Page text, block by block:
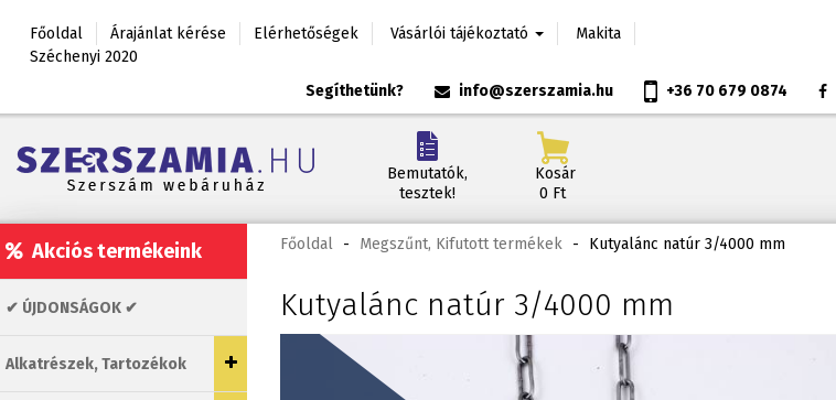
Főoldal Árajánlat kérése Elérhetőségek Vásárlói tájékoztató
Makita
Széchenyi 2020
Segíthetünk? info@szerszamia.hu +36 70 679 0874
Bemutatók,
tesztek!
Kosár
0 Ft
Akciós termékeink
✔ ÚJDONSÁGOK ✔
Alkatrészek, Tartozékok
Főoldal - Megszűnt, Kifutott termékek - Kutyalánc natúr 3/4000 mm
Kutyalánc natúr 3/4000 mm